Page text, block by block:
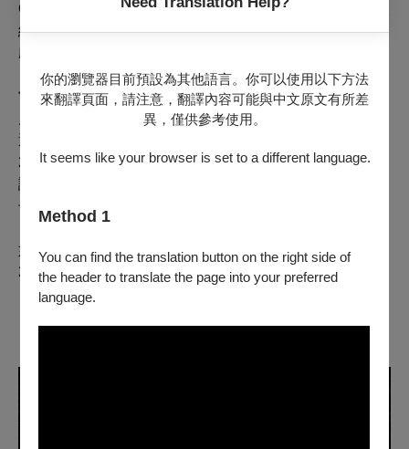
你的瀏覽器目前預設為其他語言。你可以使用以下方法
來翻譯頁面，請注意，翻譯內容可能與中文原文有所差
異，僅供參考使用。
It seems like your browser is set to a different language.
Method 1
You can find the translation button on the right side of
the header to translate the page into your preferred
language.
Caird）負責改編與執導。凱爾德曾擔任《悲慘世界》原版
編排與導演，並創作出《騎士物語》、《長腿叔叔》等戲
劇史上的名作。
當時，帝國劇場幻化為故事中的「湯屋」，將觀眾帶入那
片「不可思議的小鎮」。凱爾德對原著電影的崇高敬意滲
透於每一處細節，使該作作為
2022年5月，全體演職人員榮獲菊田一夫演劇大賞。毫不
誇張地說，本作已
冊。
如今， 《神隱少女》舞台劇
正走向世界。
2024年的倫敦公演在英國歷史悠久的戲劇獎
「WHATSONSTAGE AWARDS」中奪得「最佳新劇獎」